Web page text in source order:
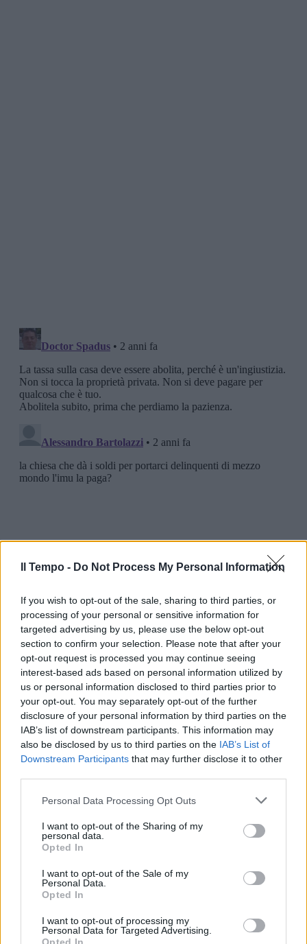
Il Tempo - Do Not Process My Personal Information
If you wish to opt-out of the sale, sharing to third parties, or
processing of your personal or sensitive information for
targeted advertising by us, please use the below opt-out
section to confirm your selection. Please note that after your
opt-out request is processed you may continue seeing
interest-based ads based on personal information utilized by
us or personal information disclosed to third parties prior to
your opt-out. You may separately opt-out of the further
disclosure of your personal information by third parties on the
IAB’s list of downstream participants. This information may
also be disclosed by us to third parties on the IAB’s List of
Downstream Participants that may further disclose it to other
Personal Data Processing Opt Outs
I want to opt-out of the Sharing of my
personal data.
Opted In
I want to opt-out of the Sale of my
Personal Data.
Opted In
I want to opt-out of processing my
Personal Data for Targeted Advertising.
In evidenza